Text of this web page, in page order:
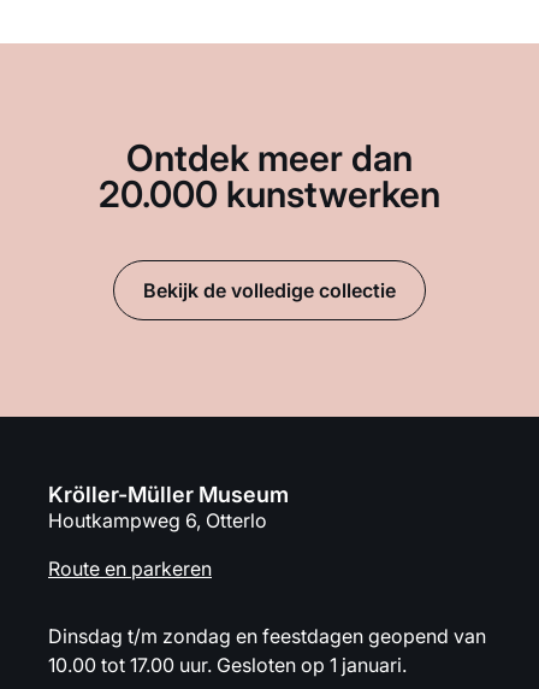
Ontdek meer dan
20.000 kunstwerken
Bekijk de volledige collectie
Kröller-Müller Museum
Houtkampweg 6, Otterlo
Route en parkeren
Dinsdag t/m zondag en feestdagen geopend van
10.00 tot 17.00 uur. Gesloten op 1 januari.